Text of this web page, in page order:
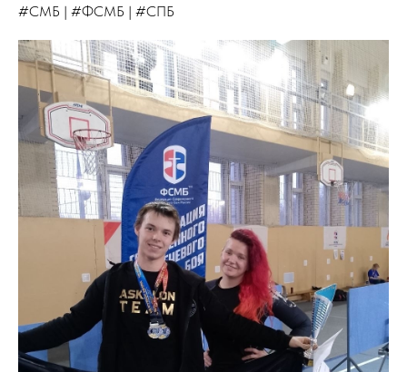
#СМБ | #ФСМБ | #СПБ